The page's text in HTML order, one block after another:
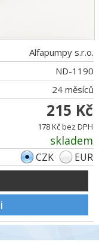
Alfapumpy s.r.o.
ND-1190
24 měsíců
215 Kč
178 Kč bez DPH
skladem
CZK EUR